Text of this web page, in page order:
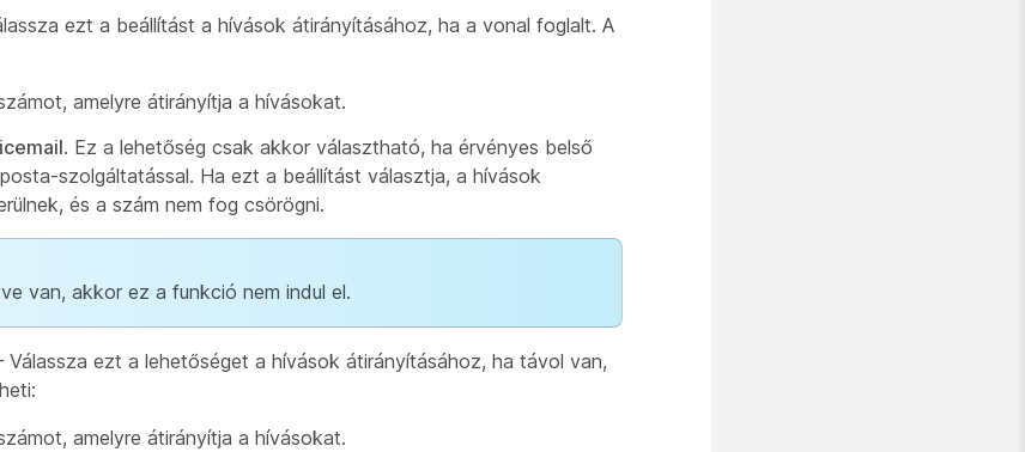
ezt a beállítást a hívások átirányításához, ha a vonal foglalt. A
amelyre átirányítja a hívásokat.
. Ez a lehetőség csak akkor választható, ha érvényes belső
szolgáltatással. Ha ezt a beállítást választja, a hívások
és a szám nem fog csörögni.
van, akkor ez a funkció nem indul el.
Válassza ezt a lehetőséget a hívások átirányításához, ha távol van,
amelyre átirányítja a hívásokat.